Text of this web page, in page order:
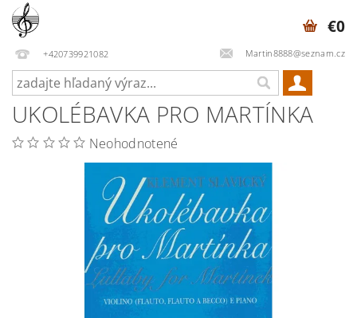
+420739921082 Martin8888@seznam.cz
€0
UKOLÉBAVKA PRO MARTÍNKA
Neohodnotené